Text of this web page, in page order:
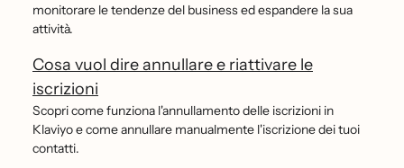
monitorare le tendenze del business ed espandere la sua
attività.
Cosa vuol dire annullare e riattivare le
iscrizioni
Scopri come funziona l'annullamento delle iscrizioni in
Klaviyo e come annullare manualmente l'iscrizione dei tuoi
contatti.